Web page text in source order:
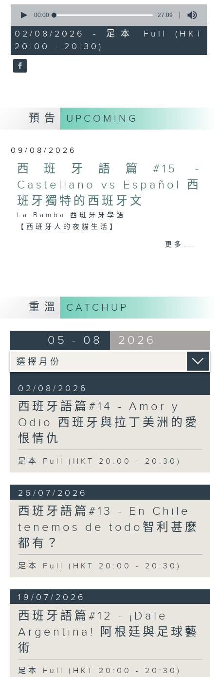
美國家曾將此日稱為：「獨立紀念日」
（Día de la Independencia）／
「種族日」（Día de la Raza）／伊比
利亞文化節（Día de Hispanidad），
慶祝西班牙語系國家的文化連結。
日，例如：
日」（Día de la Resistencia
Indígena）；
- 阿根廷把它改為「文化多樣性尊重日」
（Día del Respeto a la
Diversidad Cultural）。
seconds
27
minutes,
9
seconds
00:00 27:09
02/08/2026 - 足本 Full (HKT
20:00 - 20:30)
預告 UPCOMING
09/08/2026
西班牙語篇#15 -
Castellano vs Español 西
班牙獨特的西班牙文
La Bamba 西班牙牙學語
【西班牙人的夜貓生活】
Madrugada（凌晨 / 深夜）
更多...
重溫 CATCHUP
05 - 08 2026
02/08/2026
西班牙語篇#14 - Amor y
Odio 西班牙與拉丁美洲的愛
恨情仇
足本 Full (HKT 20:00 - 20:30)
26/07/2026
西班牙語篇#13 - En Chile
tenemos de todo智利甚麼
都有？
足本 Full (HKT 20:00 - 20:30)
19/07/2026
西班牙語篇#12 - ¡Dale
Argentina! 阿根廷與足球藝
術
足本 Full (HKT 20:00 - 20:30)